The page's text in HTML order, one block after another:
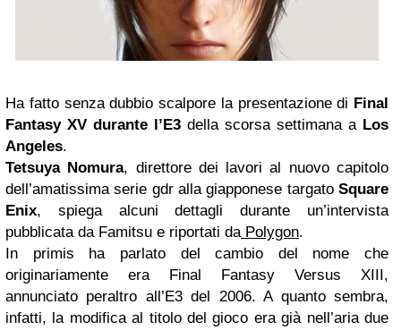
Ha fatto senza dubbio scalpore la presentazione di Final
Fantasy XV durante l’E3 della scorsa settimana a Los
Angeles.
Tetsuya Nomura, direttore dei lavori al nuovo capitolo
dell’amatissima serie gdr alla giapponese targato Square
Enix, spiega alcuni dettagli durante un’intervista
pubblicata da Famitsu e riportati daPolygon.
In primis ha parlato del cambio del nome che
originariamente era Final Fantasy Versus XIII,
annunciato peraltro all’E3 del 2006. A quanto sembra,
infatti, la modifica al titolo del gioco era già nell’aria due